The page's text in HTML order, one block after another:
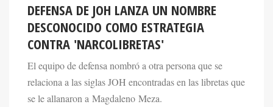
DEFENSA DE JOH LANZA UN NOMBRE
DESCONOCIDO COMO ESTRATEGIA
CONTRA 'NARCOLIBRETAS'
El equipo de defensa nombró a otra persona que se
relaciona a las siglas JOH encontradas en las libretas que
se le allanaron a Magdaleno Meza.